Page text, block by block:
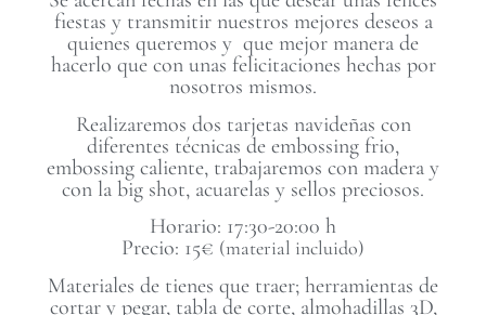
fiestas y transmitir nuestros mejores deseos a
quienes queremos y que mejor manera de
hacerlo que con unas felicitaciones hechas por
nosotros mismos.
Realizaremos dos tarjetas navideñas con
diferentes técnicas de embossing frio,
embossing caliente, trabajaremos con madera y
con la big shot, acuarelas y sellos preciosos.
Horario: 17:30-20:00 h
Precio: 15€ (material incluido)
Materiales de tienes que traer; herramientas de
cortar y pegar, tabla de corte, almohadillas 3D,